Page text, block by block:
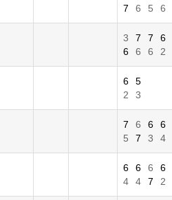
7
6 5 6
3 7 7
6
6
6 6 2
6
5
2
3
7 6 6
6
5
7 3 4
6 6 6
6
4
4 7 2